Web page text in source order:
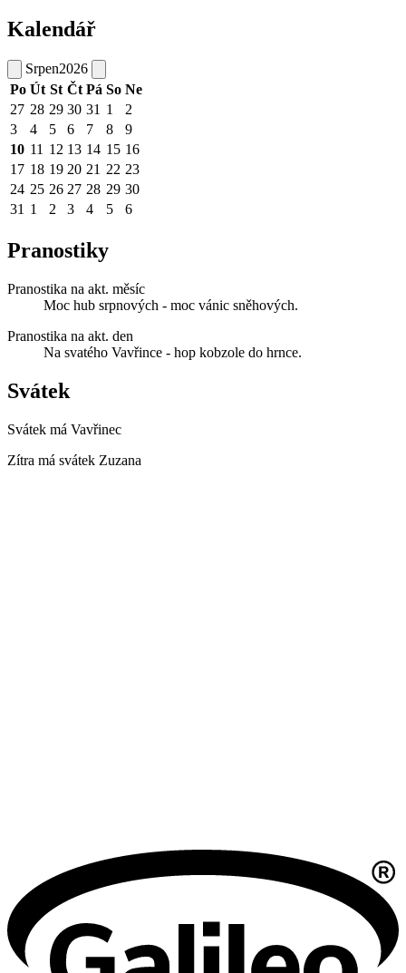
Kalendář
Srpen2026
Po Út St Čt Pá So Ne
27 28 29 30 31 1
2
3
4 5 6 7 8
9
10 11 12 13 14 15 16
17 18 19 20 21 22 23
24 25 26 27 28 29 30
31 1 2 3 4 5 6
Pranostiky
Pranostika na akt. měsíc
Moc hub srpnových - moc vánic sněhových.
Pranostika na akt. den
Na svatého Vavřince - hop kobzole do hrnce.
Svátek
Svátek má Vavřinec
Zítra má svátek Zuzana